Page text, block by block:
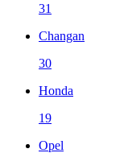
31
Changan
30
Honda
19
Opel